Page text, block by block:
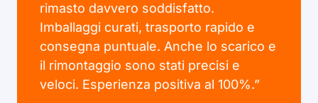
rimasto davvero soddisfatto.
Imballaggi curati, trasporto rapido e
consegna puntuale. Anche lo scarico e
il rimontaggio sono stati precisi e
veloci. Esperienza positiva al 100%.”